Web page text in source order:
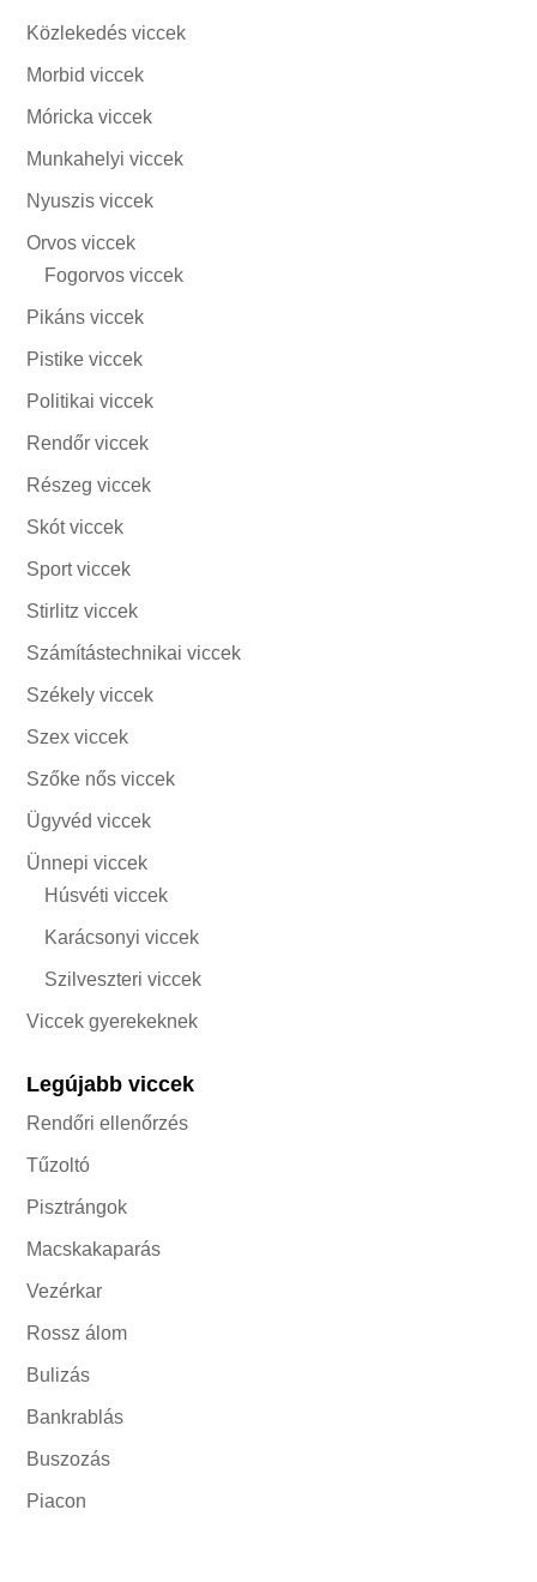
Közlekedés viccek
Morbid viccek
Móricka viccek
Munkahelyi viccek
Nyuszis viccek
Orvos viccek
Fogorvos viccek
Pikáns viccek
Pistike viccek
Politikai viccek
Rendőr viccek
Részeg viccek
Skót viccek
Sport viccek
Stirlitz viccek
Számítástechnikai viccek
Székely viccek
Szex viccek
Szőke nős viccek
Ügyvéd viccek
Ünnepi viccek
Húsvéti viccek
Karácsonyi viccek
Szilveszteri viccek
Viccek gyerekeknek
Legújabb viccek
Rendőri ellenőrzés
Tűzoltó
Pisztrángok
Macskakaparás
Vezérkar
Rossz álom
Bulizás
Bankrablás
Buszozás
Piacon